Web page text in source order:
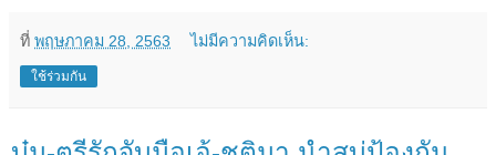
ที่ พฤษภาคม 28, 2563 ไม่มีความคิดเห็น:
ใช้ร่วมกัน